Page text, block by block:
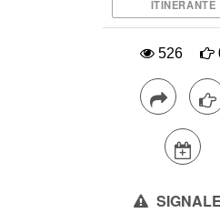
ITINERANTE
526